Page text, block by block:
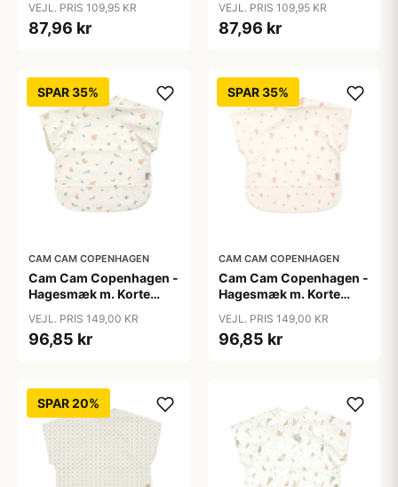
VEJL. PRIS 109,95 KR
87,96 kr
VEJL. PRIS 109,95 KR
87,96 kr
SPAR 35%
CAM CAM COPENHAGEN
Cam Cam Copenhagen -
Hagesmæk m. Korte
VEJL. PRIS 149,00 KR
96,85 kr
SPAR 35%
CAM CAM COPENHAGEN
Cam Cam Copenhagen -
Hagesmæk m. Korte
VEJL. PRIS 149,00 KR
96,85 kr
SPAR 20%